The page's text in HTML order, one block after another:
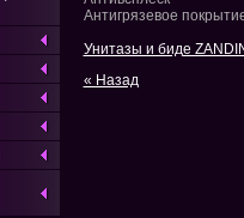
Антигрязевое
Унитазы и биде
« Назад